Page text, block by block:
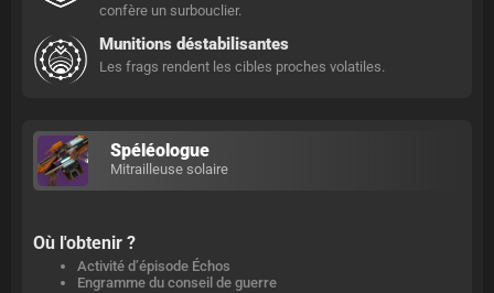
confère un surbouclier.
Munitions déstabilisantes
Les frags rendent les cibles proches volatiles.
Spéléologue
Mitrailleuse solaire
Où l'obtenir ?
Activité d’épisode Échos
Engramme du conseil de guerre